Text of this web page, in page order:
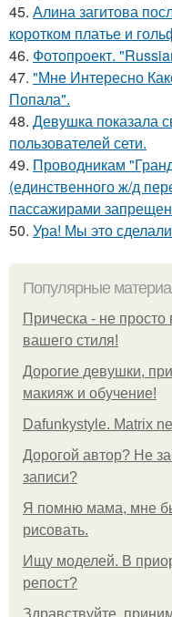
45. Алина загитова
коротком платье и
46. Фотопроект.
47. "Мне Интересно
Попала".
48. Девушка показала
пользователей сети.
49. Проводникам
(единственного ж/д
пассажирами
50. Ура! Мы это
Популярные
Прическа - не
вашего стиля!
Дорогие девушки,
макияж и обучение!
Dafunkystyle. Matrix
Дорогой автор? Не
записи?
Я помню мама, мне
рисовать.
Ищу моделей. В
репост?
Здравствуйте,